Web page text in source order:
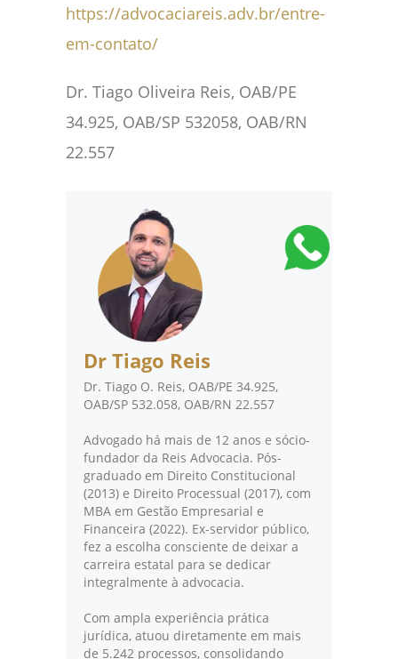
https://advocaciareis.adv.br/entre-
em-contato/
Dr. Tiago Oliveira Reis, OAB/PE
34.925, OAB/SP 532058, OAB/RN
22.557
Dr Tiago Reis
Dr. Tiago O. Reis, OAB/PE 34.925,
OAB/SP 532.058, OAB/RN 22.557
Advogado há mais de 12 anos e sócio-
fundador da Reis Advocacia. Pós-
graduado em Direito Constitucional
(2013) e Direito Processual (2017), com
MBA em Gestão Empresarial e
Financeira (2022). Ex-servidor público,
fez a escolha consciente de deixar a
carreira estatal para se dedicar
integralmente à advocacia.
Com ampla experiência prática
jurídica, atuou diretamente em mais
de 5.242 processos, consolidando